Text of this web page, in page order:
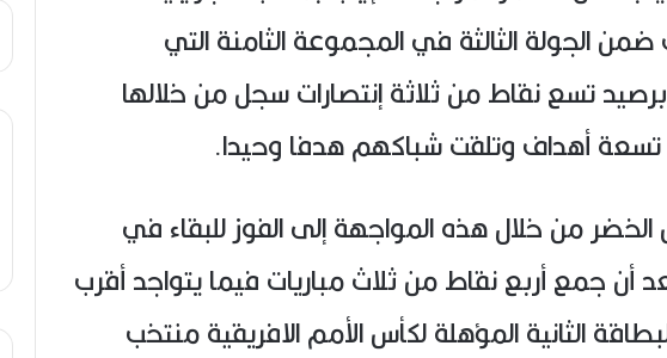
الجولة الثالثة في المجموعة الثامنة التي
تسع نقاط من ثلاثة إنتصارات سجل من خلالها
تسعة أهداف وتلقت شباكهم هدفا وحيدا.
من خلال هذه المواجهة إلى الفوز للبقاء في
أن جمع أربع نقاط من ثلاث مباريات فيما يتواجد أقرب
الثانية المؤهلة لكأس الأمم الافريقية منتخب